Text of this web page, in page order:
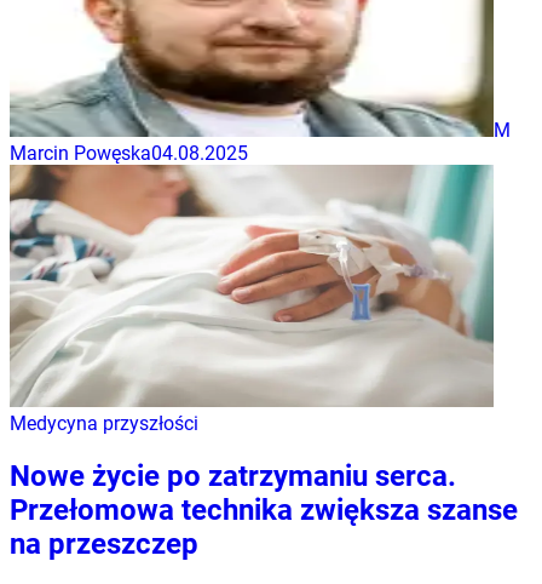
M
Marcin Powęska04.08.2025
Medycyna przyszłości
Nowe życie po zatrzymaniu serca.
Przełomowa technika zwiększa szanse
na przeszczep